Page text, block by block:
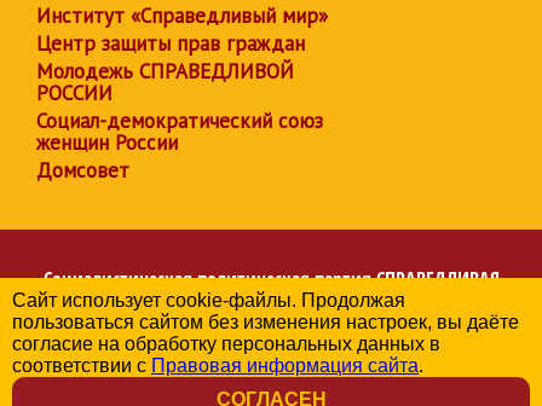
Институт «Справедливый мир»
Центр защиты прав граждан
Молодежь СПРАВЕДЛИВОЙ
РОССИИ
Социал-демократический союз
женщин России
Домсовет
Социалистическая политическая партияСПРАВЕДЛИВАЯ
РОССИЯ
Региональное отделение партии в Белгородской области
© 2006-2026
Политика в отношении обработки персональных данных
Сайт использует cookie-файлы. Продолжая
пользоваться сайтом без изменения настроек, вы даёте
согласие на обработку персональных данных в
соответствии с Правовая информация сайта.
СОГЛАСЕН